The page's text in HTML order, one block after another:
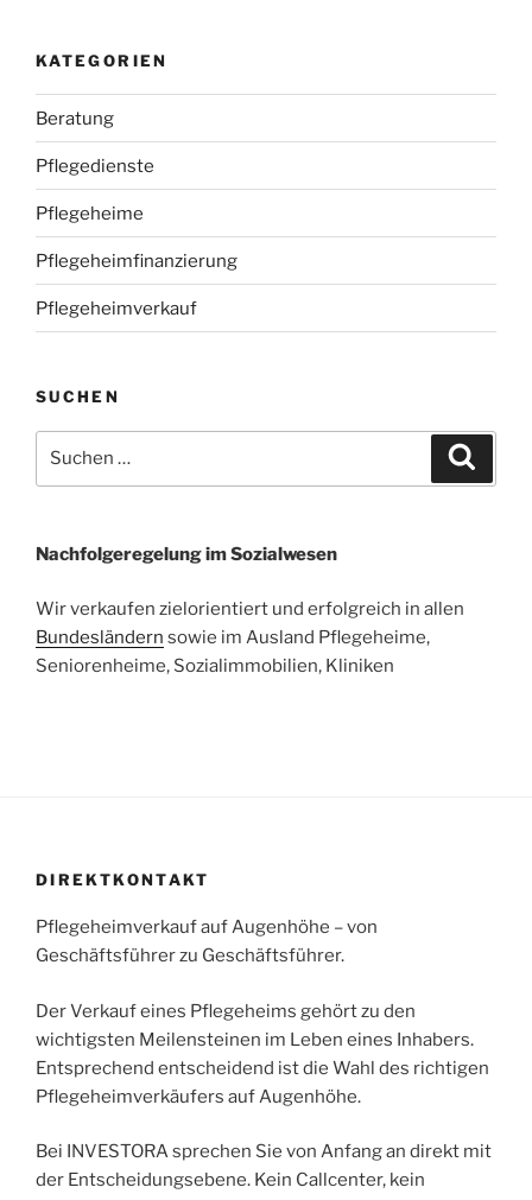
KATEGORIEN
Beratung
Pflegedienste
Pflegeheime
Pflegeheimfinanzierung
Pflegeheimverkauf
SUCHEN
nach:
Nachfolgeregelung im Sozialwesen
Wir verkaufen zielorientiert und erfolgreich in allen
Bundesländern sowie im Ausland Pflegeheime,
Seniorenheime, Sozialimmobilien, Kliniken
DIREKTKONTAKT
Pflegeheimverkauf auf Augenhöhe – von
Geschäftsführer zu Geschäftsführer.
Der Verkauf eines Pflegeheims gehört zu den
wichtigsten Meilensteinen im Leben eines Inhabers.
Entsprechend entscheidend ist die Wahl des richtigen
Pflegeheimverkäufers auf Augenhöhe.
Bei INVESTORA sprechen Sie von Anfang an direkt mit
der Entscheidungsebene. Kein Callcenter, kein